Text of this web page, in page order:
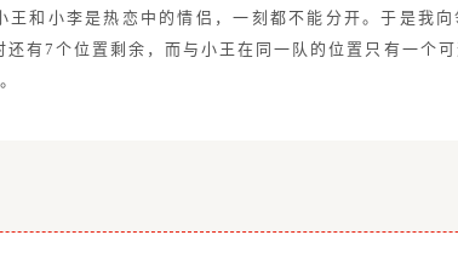
王和小李是热恋中的情侣，一刻都不能分开。于是我
有7个位置剩余，而与小王在同一队的位置只有一个